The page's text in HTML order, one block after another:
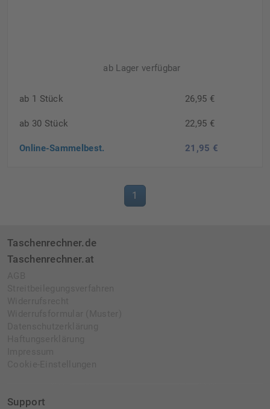
ab Lager verfügbar
ab 1 Stück 26,95 €
ab 30 Stück 22,95 €
Online-Sammelbest. 21,95 €
1
Taschenrechner.de
Taschenrechner.at
Support